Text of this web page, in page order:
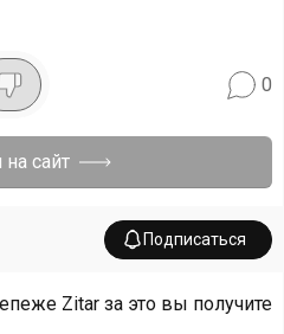
0
сайт
Подписаться
Zitar за это вы получите